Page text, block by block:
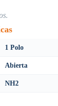
1 Polo
Abierta
NH2